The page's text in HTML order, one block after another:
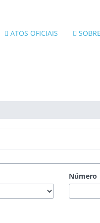
ATOS OFICIAIS SOBRE
Número